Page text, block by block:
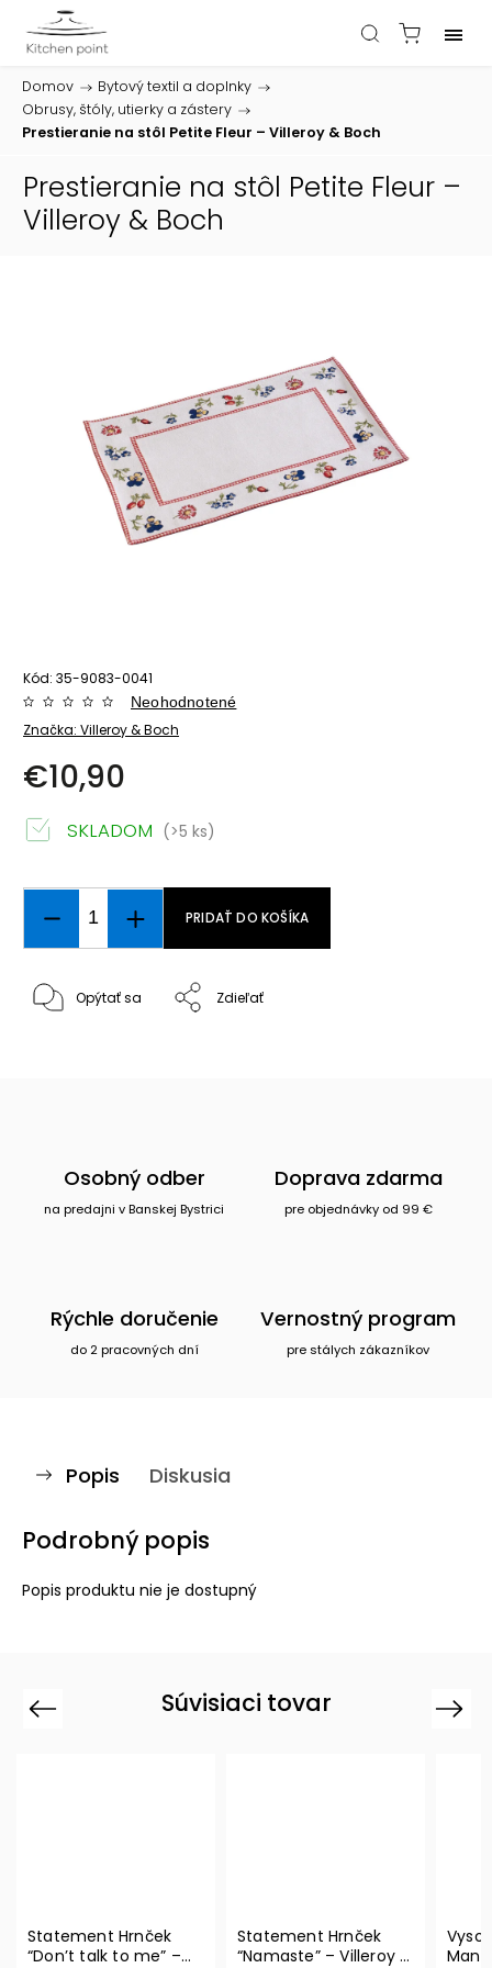
Domov / Bytový textil a doplnky /
Obrusy, štóly, utierky a zástery /
Prestieranie na stôl Petite Fleur – Villeroy & Boch
Prestieranie na stôl Petite Fleur –
Villeroy & Boch
Kód: 35-9083-0041
Značka: Villeroy & Boch
Neohodnotené
€10,90
SKLADOM (>5 ks)
PRIDAŤ DO KOŠÍKA
Opýtať sa Zdieľať
Osobný odber
na predajni v Banskej Bystrici
Doprava zdarma
pre objednávky od 99 €
Rýchle doručenie
do 2 pracovných dní
Vernostný program
pre stálych zákazníkov
Popis Diskusia
Podrobný popis
Popis produktu nie je dostupný
Súvisiaci tovar
Previous
Statement Hrnček
“Don’t talk to me” –
Statement Hrnček
“Namaste” – Villeroy &
Next